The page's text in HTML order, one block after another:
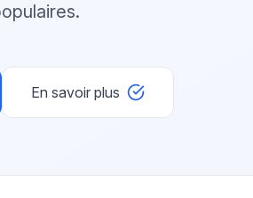
En savoir plus